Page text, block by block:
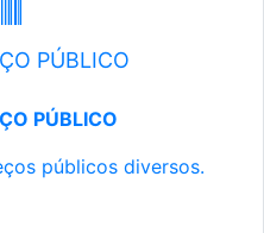
PÚBLICO
PÚBLICO
públicos diversos.